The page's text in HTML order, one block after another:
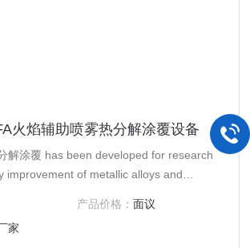
火焰辅助喷雾热分解涂覆设备
解涂覆 has been developed for research
improvement of metallic alloys and
through an oxygenacetylene
产品价格： 面议
家